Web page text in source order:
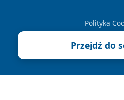
Polityka
Przejdź do